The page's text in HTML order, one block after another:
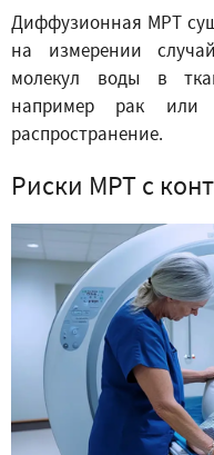
Диффузионная МРТ
на измерении
молекул воды в
например рак или
распространение.
Риски МРТ с